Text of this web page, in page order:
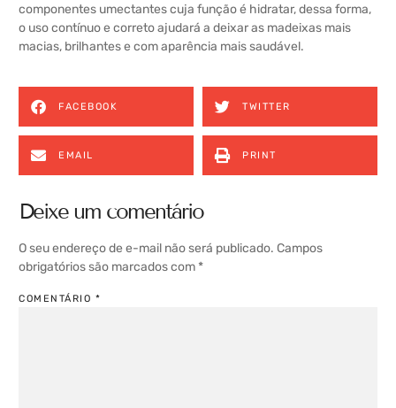
componentes umectantes cuja função é hidratar, dessa forma,
o uso contínuo e correto ajudará a deixar as madeixas mais
macias, brilhantes e com aparência mais saudável.
FACEBOOK TWITTER
EMAIL PRINT
Deixe um comentário
O seu endereço de e-mail não será publicado. Campos
obrigatórios são marcados com *
COMENTÁRIO *